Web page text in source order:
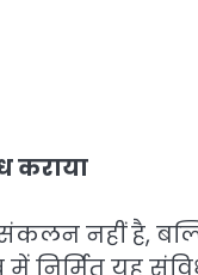
कराया
नहीं है,
निर्मित यह